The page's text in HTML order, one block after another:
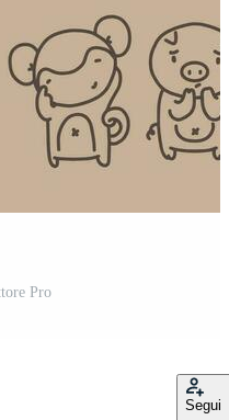
Pro
Segui